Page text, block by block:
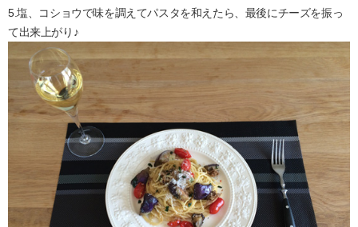
5.塩、コショウで味を調えてパスタを和えたら、最後にチーズを振っ
て出来上がり♪